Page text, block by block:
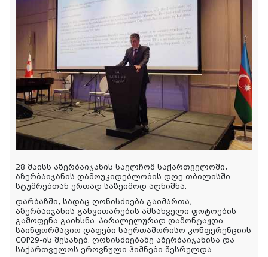
28 მაისს აზერბაიჯანის საელჩომ საქართველოში,
აზერბაიჯანის დამოუკიდებლობის დღე თბილისში
სტუმრებთან ერთად საზეიმოდ აღნიშნა.
დარბაზში, სადაც ღონისძიება გაიმართა,
აზერბაიჯანის განვითარების ამსახველი ფოტოების
გამოფენა გაიხსნა. პარალელურად დამონტაჟდა
საინფორმაციო დაფები საერთაშორისო კონფერენციის
COP29-ის შესახებ. ღონისძიებაზე აზერბაიჯანისა და
საქართველოს ეროვნული ჰიმნები შესრულდა.